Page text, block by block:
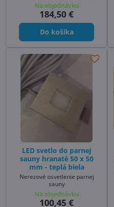
Na objednávku
184,50 €
Do košíka
LED svetlo do parnej
sauny hranaté 50 x 50
mm - teplá biela
Nerezové osvetlenie parnej
sauny
Na objednávku
100,45 €